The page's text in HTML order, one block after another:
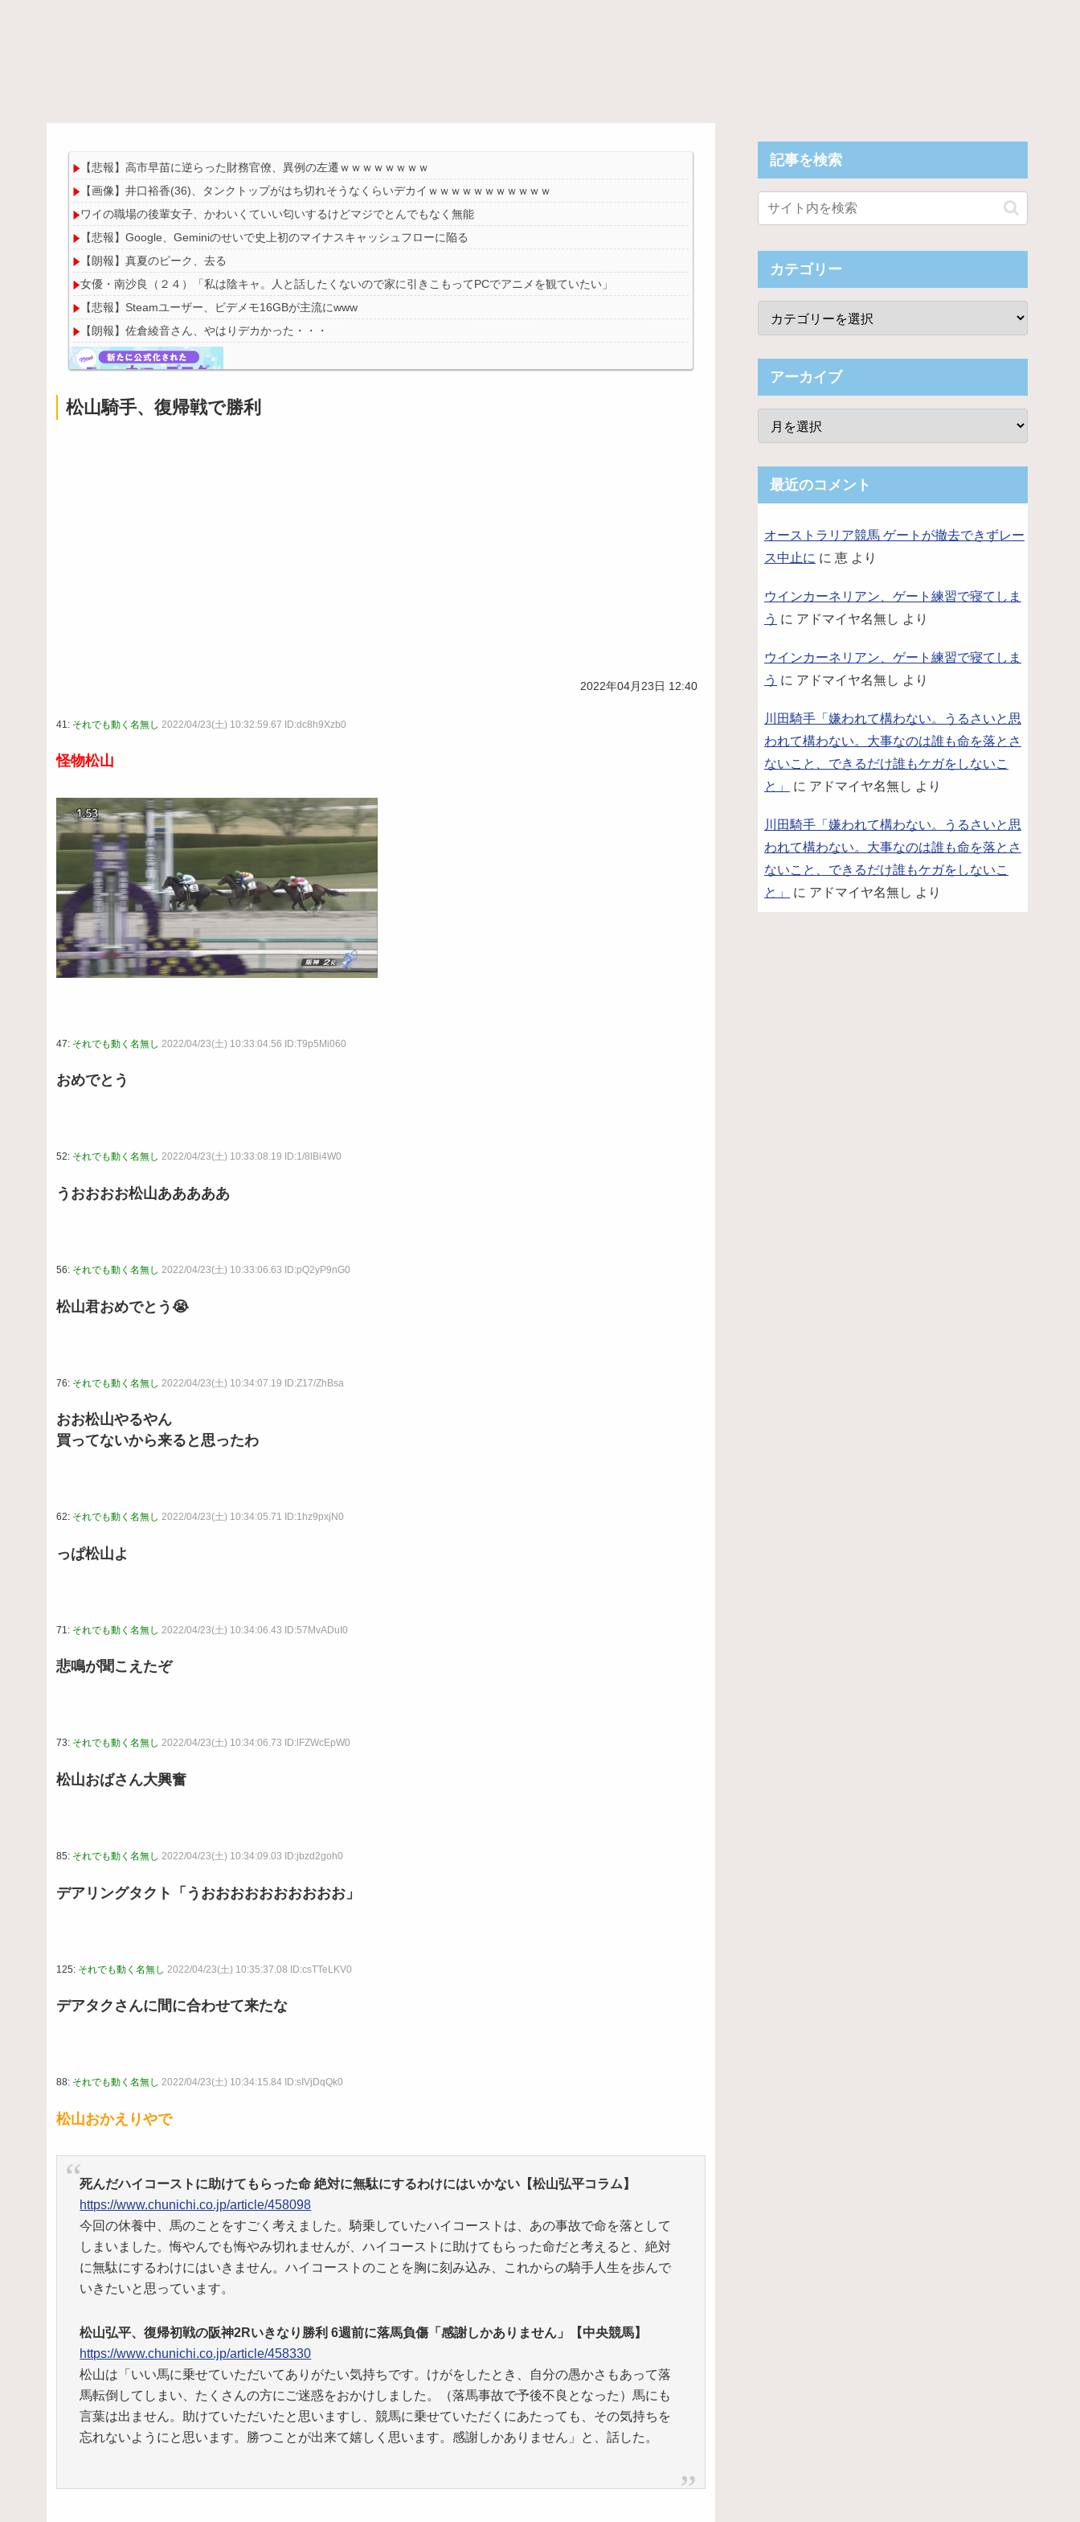
【悲報】高市早苗に逆らった財務官僚、異例の左遷ｗｗｗｗｗｗｗｗ
【画像】井口裕香(36)、タンクトップがはち切れそうなくらいデカイｗｗｗｗｗｗｗｗｗｗｗ
ワイの職場の後輩女子、かわいくていい匂いするけどマジでとんでもなく無能
【悲報】Google、Geminiのせいで史上初のマイナスキャッシュフローに陥る
【朗報】真夏のピーク、去る
女優・南沙良（２４）「私は陰キャ。人と話したくないので家に引きこもってPCでアニメを観ていたい」
【悲報】Steamユーザー、ビデメモ16GBが主流にwww
【朗報】佐倉綾音さん、やはりデカかった・・・
Powered by livedoor 相互RSS
松山騎手、復帰戦で勝利
2022年04月23日 12:40
41: それでも動く名無し 2022/04/23(土) 10:32:59.67 ID:dc8h9Xzb0
怪物松山
47: それでも動く名無し 2022/04/23(土) 10:33:04.56 ID:T9p5Mi060
おめでとう
52: それでも動く名無し 2022/04/23(土) 10:33:08.19 ID:1/8lBi4W0
うおおおお松山あああああ
56: それでも動く名無し 2022/04/23(土) 10:33:06.63 ID:pQ2yP9nG0
松山君おめでとう😭
76: それでも動く名無し 2022/04/23(土) 10:34:07.19 ID:Z17/ZhBsa
おお松山やるやん
買ってないから来ると思ったわ
62: それでも動く名無し 2022/04/23(土) 10:34:05.71 ID:1hz9pxjN0
っぱ松山よ
71: それでも動く名無し 2022/04/23(土) 10:34:06.43 ID:57MvADuI0
悲鳴が聞こえたぞ
73: それでも動く名無し 2022/04/23(土) 10:34:06.73 ID:lFZWcEpW0
松山おばさん大興奮
85: それでも動く名無し 2022/04/23(土) 10:34:09.03 ID:jbzd2goh0
デアリングタクト「うおおおおおおおおおお」
125: それでも動く名無し 2022/04/23(土) 10:35:37.08 ID:csTTeLKV0
デアタクさんに間に合わせて来たな
88: それでも動く名無し 2022/04/23(土) 10:34:15.84 ID:sIVjDqQk0
松山おかえりやで
死んだハイコーストに助けてもらった命 絶対に無駄にするわけにはいかない【松山弘平コラム】
https://www.chunichi.co.jp/article/458098
今回の休養中、馬のことをすごく考えました。騎乗していたハイコーストは、あの事故で命を落として
しまいました。悔やんでも悔やみ切れませんが、ハイコーストに助けてもらった命だと考えると、絶対
に無駄にするわけにはいきません。ハイコーストのことを胸に刻み込み、これからの騎手人生を歩んで
いきたいと思っています。
松山弘平、復帰初戦の阪神2Rいきなり勝利 6週前に落馬負傷「感謝しかありません」【中央競馬】
https://www.chunichi.co.jp/article/458330
松山は「いい馬に乗せていただいてありがたい気持ちです。けがをしたとき、自分の愚かさもあって落
馬転倒してしまい、たくさんの方にご迷惑をおかけしました。（落馬事故で予後不良となった）馬にも
言葉は出ません。助けていただいたと思いますし、競馬に乗せていただくにあたっても、その気持ちを
忘れないようにと思います。勝つことが出来て嬉しく思います。感謝しかありません」と、話した。
記事を検索
カテゴリー
アーカイブ
最近のコメント
オーストラリア競馬 ゲートが撤去できずレー
ス中止に に 恵 より
ウインカーネリアン、ゲート練習で寝てしま
う に アドマイヤ名無し より
ウインカーネリアン、ゲート練習で寝てしま
う に アドマイヤ名無し より
川田騎手「嫌われて構わない。うるさいと思
われて構わない。大事なのは誰も命を落とさ
ないこと、できるだけ誰もケガをしないこ
と」
に アドマイヤ名無し より
川田騎手「嫌われて構わない。うるさいと思
われて構わない。大事なのは誰も命を落とさ
ないこと、できるだけ誰もケガをしないこ
と」
に アドマイヤ名無し より